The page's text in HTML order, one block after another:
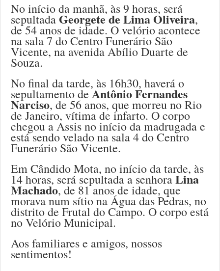
No início da manhã, às 9 horas, será
sepultada Georgete de Lima Oliveira,
de 54 anos de idade. O velório acontece
na sala 7 do Centro Funerário São
Vicente, na avenida Abílio Duarte de
Souza.
No final da tarde, às 16h30, haverá o
sepultamento deAntônio Fernandes
Narciso, de 56 anos, que morreu no Rio
de Janeiro, vítima de infarto. O corpo
chegou a Assis no início da madrugada e
está sendo velado na sala 4 do Centro
Funerário São Vicente.
Em Cândido Mota, no início da tarde, às
14 horas, será sepultada a senhoraLina
Machado, de 81 anos de idade, que
morava num sítio na Água das Pedras, no
distrito de Frutal do Campo. O corpo está
no Velório Municipal.
Aos familiares e amigos, nossos
sentimentos!